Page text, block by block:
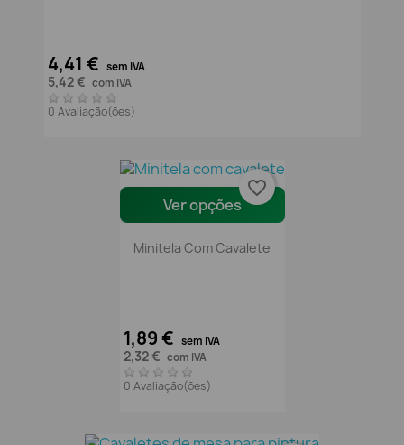
4,41 € sem IVA
5,42 € com IVA
0 Avaliação(ões)
Ver opções
Minitela Com Cavalete
1,89 € sem IVA
2,32 € com IVA
0 Avaliação(ões)
favorite_border